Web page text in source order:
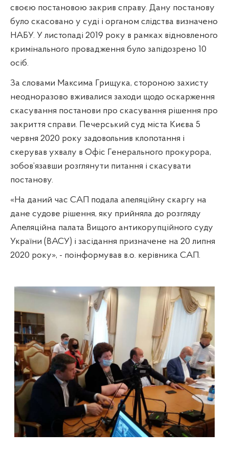
своєю постановою закрив справу. Дану постанову
було скасовано у суді і органом слідства визначено
НАБУ. У листопаді 2019 року в рамках відновленого
кримінального провадження було запідозрено 10
осіб.
За словами Максима Грищука, стороною захисту
неодноразово вживалися заходи щодо оскарження
скасування постанови про скасування рішення про
закриття справи. Печерський суд міста Києва 5
червня 2020 року задовольнив клопотання і
скерував ухвалу в Офіс Генерального прокурора,
зобов’язавши розглянути питання і скасувати
постанову.
«На даний час САП подала апеляційну скаргу на
дане судове рішення, яку прийняла до розгляду
Апеляційна палата Вищого антикорупційного суду
України (ВАСУ) і засідання призначене на 20 липня
2020 року», - поінформував в.о. керівника САП.